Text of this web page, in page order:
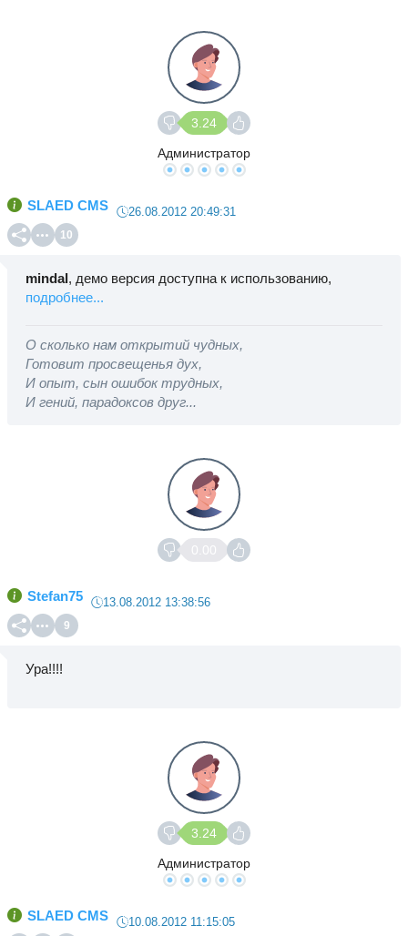
3.24
Администратор
SLAED CMS 26.08.2012 20:49:31
10
mindal, демо версия доступна к использованию,
подробнее...
О сколько нам открытий чудных,
Готовит просвещенья дух,
И опыт, сын ошибок трудных,
И гений, парадоксов друг...
0.00
Stefan75 13.08.2012 13:38:56
9
Ура!!!!
3.24
Администратор
SLAED CMS 10.08.2012 11:15:05